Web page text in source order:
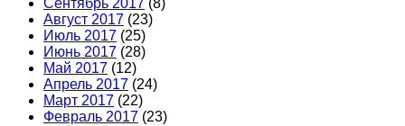
Сентябрь 2017 (8)
Август 2017 (23)
Июль 2017 (25)
Июнь 2017 (28)
Май 2017 (12)
Апрель 2017 (24)
Март 2017 (22)
Февраль 2017 (23)